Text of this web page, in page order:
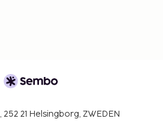
21 Helsingborg, ZWEDEN